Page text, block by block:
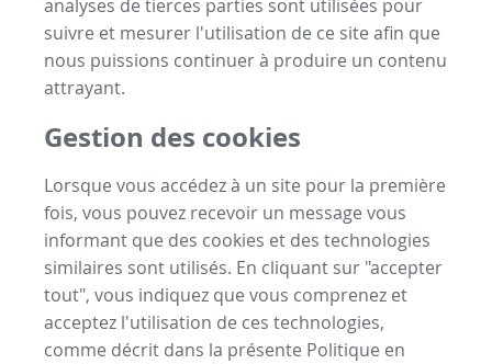
analyses de tierces parties sont utilisées pour
suivre et mesurer l'utilisation de ce site afin que
nous puissions continuer à produire un contenu
attrayant.
Gestion des cookies
Lorsque vous accédez à un site pour la première
fois, vous pouvez recevoir un message vous
informant que des cookies et des technologies
similaires sont utilisés. En cliquant sur "accepter
tout", vous indiquez que vous comprenez et
acceptez l'utilisation de ces technologies,
comme décrit dans la présente Politique en